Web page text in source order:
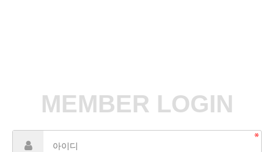
MEMBER LOGIN